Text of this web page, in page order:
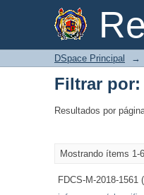
Filtrar por:
DSpace Principal →
Filtrar por:
Resultados por
Mostrando ítems 1-
FDCS-M-2018-1561